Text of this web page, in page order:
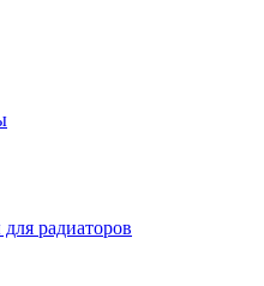
радиаторов